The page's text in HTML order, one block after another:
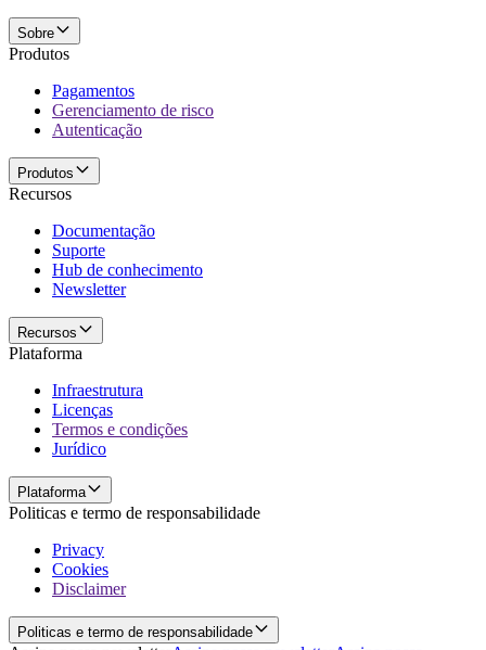
Sobre
Produtos
Pagamentos
Gerenciamento de risco
Autenticação
Produtos
Recursos
Documentação
Suporte
Hub de conhecimento
Newsletter
Recursos
Plataforma
Infraestrutura
Licenças
Termos e condições
Jurídico
Plataforma
Politicas e termo de responsabilidade
Privacy
Cookies
Disclaimer
Politicas e termo de responsabilidade